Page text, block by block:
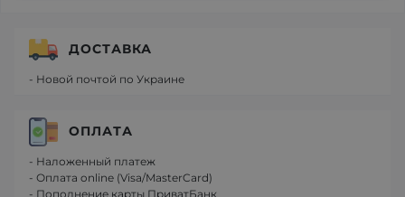
ДОСТАВКА
- Новой почтой по Украине
ОПЛАТА
- Наложенный платеж
- Оплата online (Visa/MasterCard)
- Пополнение карты ПриватБанк